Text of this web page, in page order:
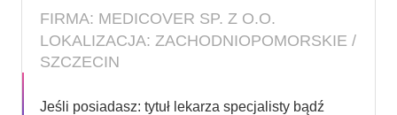
FIRMA: MEDICOVER SP. Z O.O.
LOKALIZACJA: ZACHODNIOPOMORSKIE /
SZCZECIN
Jeśli posiadasz: tytuł lekarza specjalisty bądź